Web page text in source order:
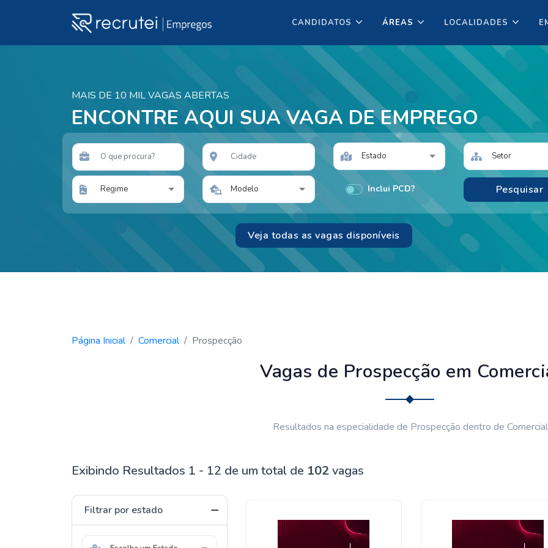
CANDIDATOS ÁREAS LOCALIDADES
MAIS DE 10 MIL VAGAS ABERTAS
ENCONTRE AQUI SUA VAGA DE EMPREGO
Estado Setor
Regime Modelo Inclui PCD?
Veja todas as vagas disponíveis
Página Inicial Comercial Prospecção
Vagas de Prospecção em
Resultados na especialidade de Prospecção dentro de
Exibindo Resultados 1 - 12 de um total de 102vagas
Filtrar por estado